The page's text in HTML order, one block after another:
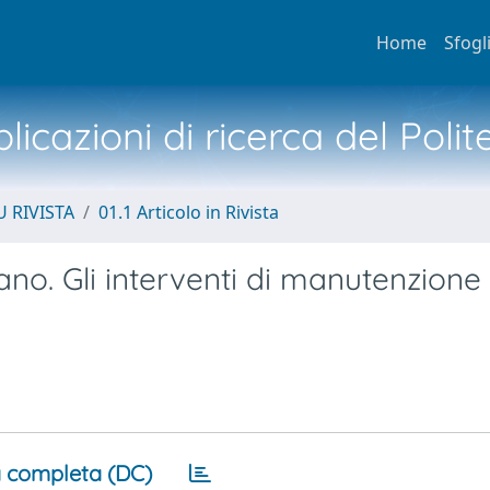
Home
di ricerca del
RIVISTA 01.1 Articolo in Rivista
Gli interventi di manutenzione
completa (DC)